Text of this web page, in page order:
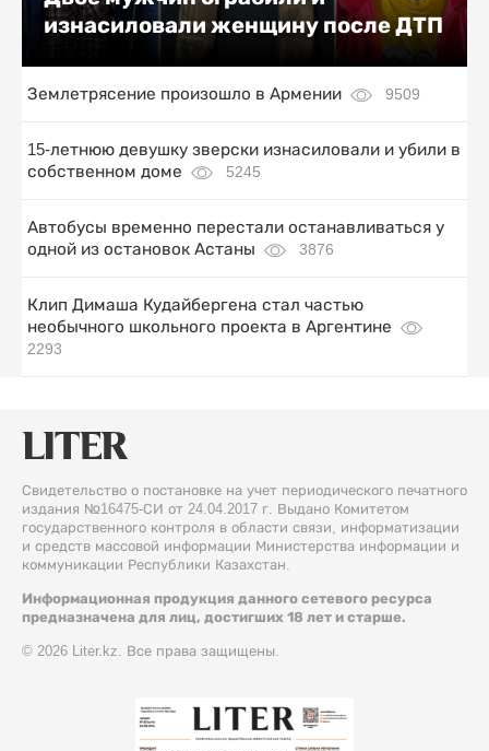
изнасиловали женщину после ДТП
Землетрясение произошло в Армении 9509
15-летнюю девушку зверски изнасиловали и убили в
собственном доме
5245
Автобусы временно перестали останавливаться у
одной из остановок Астаны
3876
Клип Димаша Кудайбергена стал частью
необычного школьного проекта в Аргентине
2293
Свидетельство о постановке на учет периодического печатного
издания №16475-СИ от 24.04.2017 г. Выдано Комитетом
государственного контроля в области связи, информатизации
и средств массовой информации Министерства информации и
коммуникации Республики Казахстан.
Информационная продукция данного сетевого ресурса
предназначена для лиц, достигших 18 лет и старше.
© 2026 Liter.kz. Все права защищены.